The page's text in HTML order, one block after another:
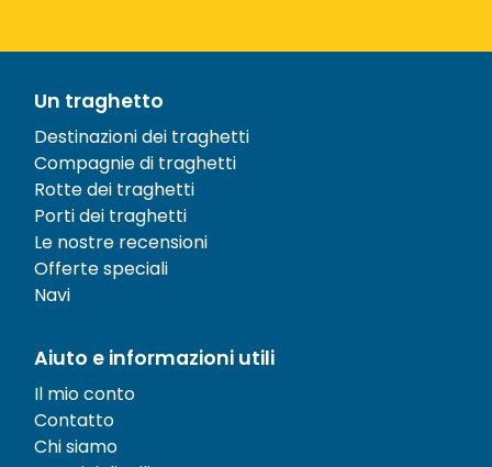
Un traghetto
Destinazioni dei traghetti
Compagnie di traghetti
Rotte dei traghetti
Porti dei traghetti
Le nostre recensioni
Offerte speciali
Navi
Aiuto e informazioni utili
Il mio conto
Contatto
Chi siamo